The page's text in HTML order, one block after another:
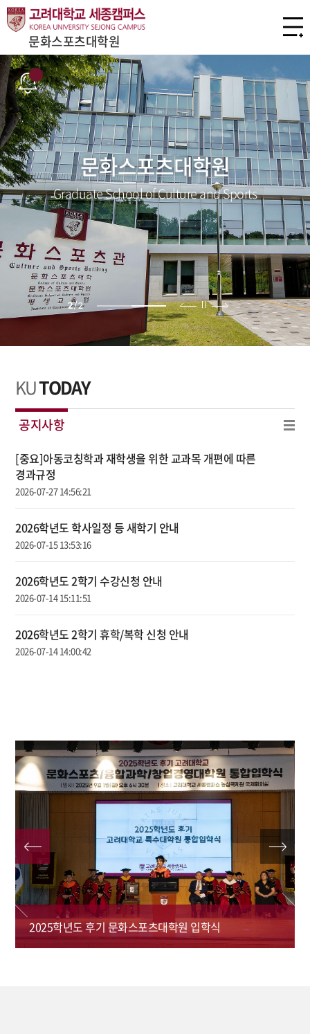
문화스포츠대학원
2/2
문화스포츠대학원
Graduate School of Culture and Sports
KUTODAY
공지사항
[중요]아동코칭학과 재학생을 위한 교과목 개편에 따른
경과규정
2026-07-27 14:56:21
2026학년도 학사일정 등 새학기 안내
2026-07-15 13:53:16
2026학년도 2학기 수강신청 안내
2026-07-14 15:11:51
2026학년도 2학기 휴학/복학 신청 안내
2026-07-14 14:00:42
2025학년도 후기 문화스포츠대학원 입학식